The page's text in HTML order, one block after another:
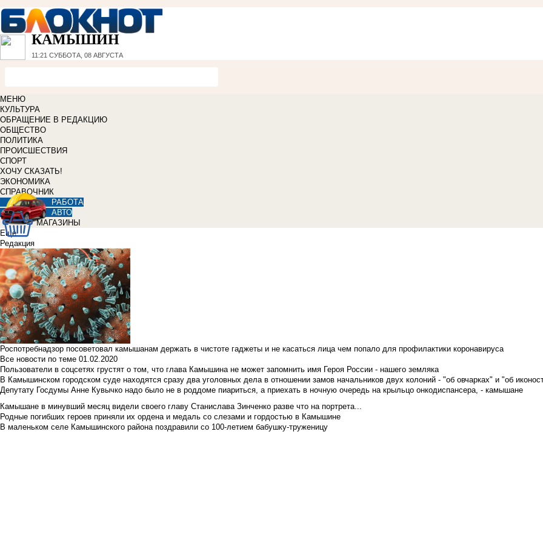
КАМЫШИН
11:21 СУББОТА, 08 АВГУСТА
МЕНЮ
КУЛЬТУРА
ОБРАЩЕНИЕ В РЕДАКЦИЮ
ОБЩЕСТВО
ПОЛИТИКА
ПРОИСШЕСТВИЯ
СПОРТ
ХОЧУ СКАЗАТЬ!
ЭКОНОМИКА
СПРАВОЧНИК
РАБОТА
АВТО
МАГАЗИНЫ
Еще
Редакция
Роспотребнадзор посоветовал камышанам держать в чистоте гаджеты и не касаться лица чем попало для профилактики коронавируса
Все новости по теме 01.02.2020
Пользователи в соцсетях грустят о том, что глава Камышина не может запомнить имя Героя России - нашего земляка
В Камышинском городском суде находятся сразу два уголовных дела в отношении замов начальников двух колоний - "об овчарках" и "об
Депутату Госдумы Анне Кувычко надо было не в роддоме пиариться, а приехать в ночную очередь на крыльцо онкодиспансера, - камышане
Камышане в минувший месяц видели своего главу Станислава Зинченко разве что на портрета...
Родные погибших героев приняли их ордена и медаль со слезами и гордостью в Камышине
В маленьком селе Камышинского района поздравили со 100-летием бабушку-труженицу